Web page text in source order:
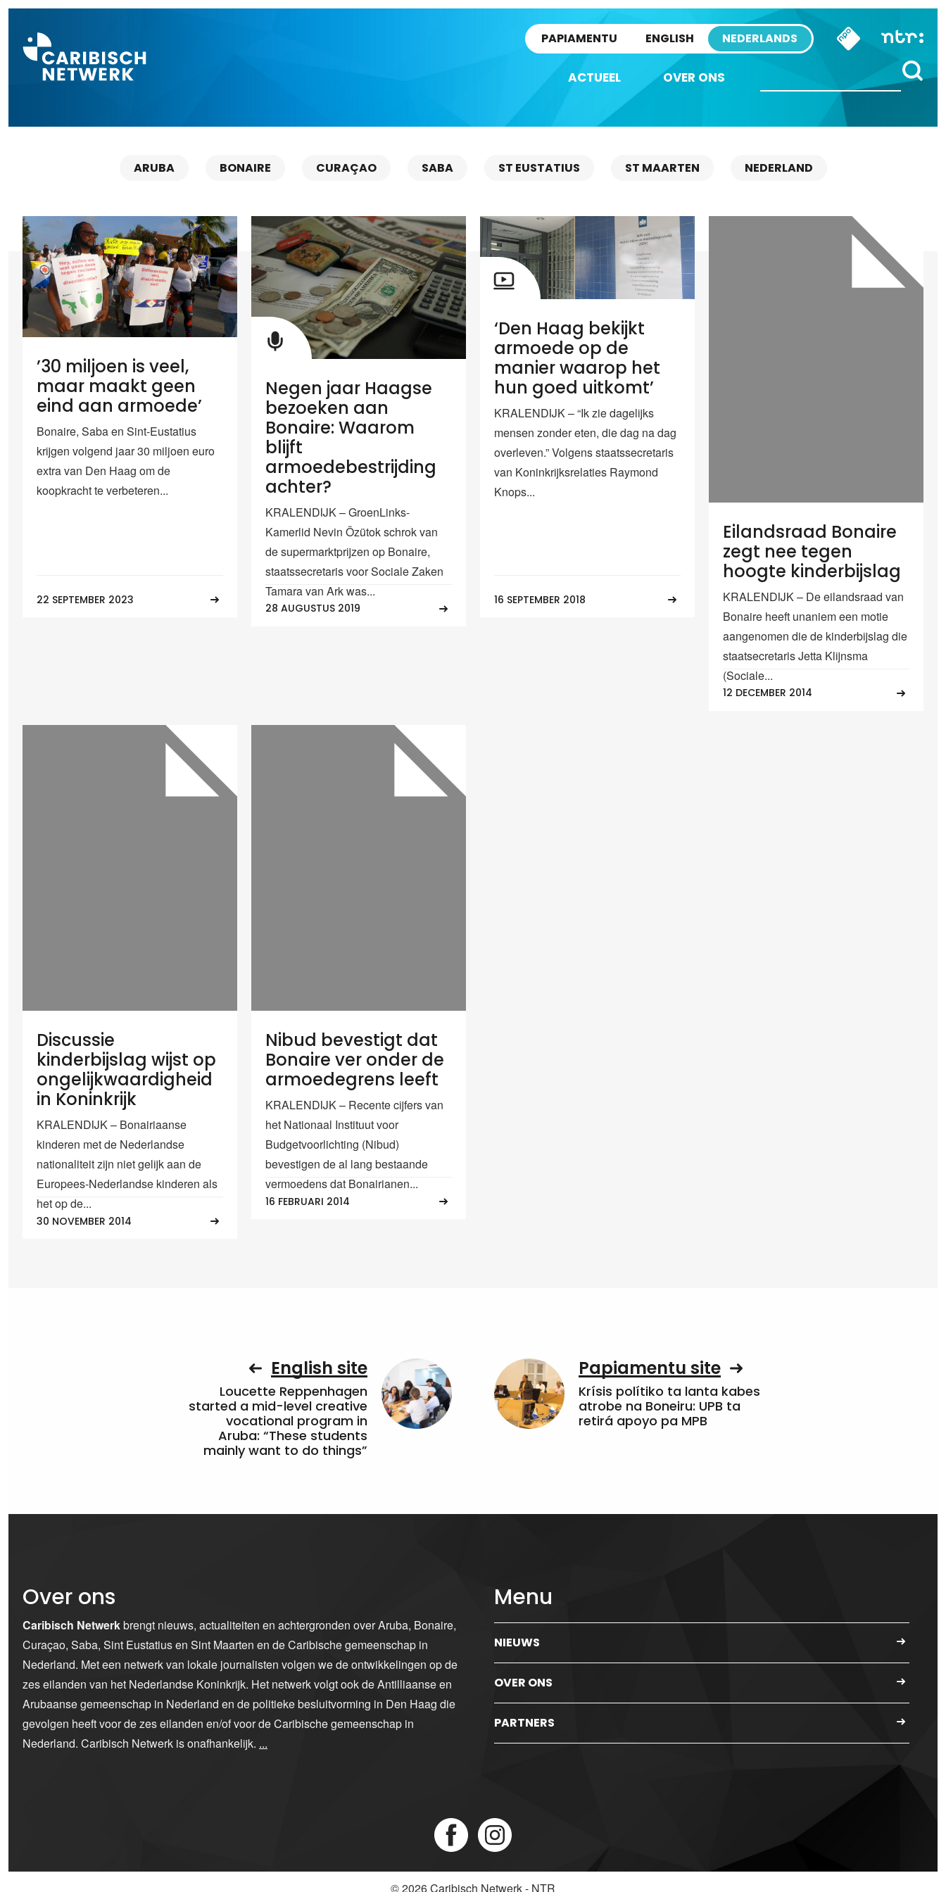
PAPIAMENTU ENGLISH NEDERLANDS
ACTUEEL OVER ONS
ARUBA BONAIRE CURAÇAO SABA ST EUSTATIUS ST MAARTEN NEDERLAND
’30 miljoen is veel,
maar maakt geen
eind aan armoede’
Bonaire, Saba en Sint-Eustatius
krijgen volgend jaar 30 miljoen euro
extra van Den Haag om de
koopkracht te verbeteren...
22 SEPTEMBER 2023
Negen jaar Haagse
bezoeken aan
Bonaire: Waarom
blijft
armoedebestrijding
achter?
KRALENDIJK – GroenLinks-
Kamerlid Nevin Özütok schrok van
de supermarktprijzen op Bonaire,
staatssecretaris voor Sociale Zaken
Tamara van Ark was...
28 AUGUSTUS 2019
‘Den Haag bekijkt
armoede op de
manier waarop het
hun goed uitkomt’
KRALENDIJK – “Ik zie dagelijks
mensen zonder eten, die dag na dag
overleven.” Volgens staatssecretaris
van Koninkrijksrelaties Raymond
Knops...
16 SEPTEMBER 2018
Eilandsraad Bonaire
zegt nee tegen
hoogte kinderbijslag
KRALENDIJK – De eilandsraad van
Bonaire heeft unaniem een motie
aangenomen die de kinderbijslag die
staatsecretaris Jetta Klijnsma
(Sociale...
12 DECEMBER 2014
Discussie
kinderbijslag wijst op
ongelijkwaardigheid
in Koninkrijk
KRALENDIJK – Bonairiaanse
kinderen met de Nederlandse
nationaliteit zijn niet gelijk aan de
Europees-Nederlandse kinderen als
het op de...
30 NOVEMBER 2014
Nibud bevestigt dat
Bonaire ver onder de
armoedegrens leeft
KRALENDIJK – Recente cijfers van
het Nationaal Instituut voor
Budgetvoorlichting (Nibud)
bevestigen de al lang bestaande
vermoedens dat Bonairianen...
16 FEBRUARI 2014
English site
Loucette Reppenhagen
started a mid-level creative
vocational program in
Aruba: “These students
mainly want to do things”
Papiamentu site
Krísis polítiko ta lanta kabes
atrobe na Boneiru: UPB ta
retirá apoyo pa MPB
Over ons
Caribisch Netwerkbrengt nieuws, actualiteiten en achtergronden over Aruba, Bonaire,
Curaçao, Saba, Sint Eustatius en Sint Maarten en de Caribische gemeenschap in
Nederland. Met een netwerk van lokale journalisten volgen we de ontwikkelingen op de
zes eilanden van het Nederlandse Koninkrijk. Het netwerk volgt ook de Antilliaanse en
Arubaanse gemeenschap in Nederland en de politieke besluitvorming in Den Haag die
gevolgen heeft voor de zes eilanden en/of voor de Caribische gemeenschap in
Nederland. Caribisch Netwerk is onafhankelijk. ...
Menu
NIEUWS
OVER ONS
PARTNERS
© 2026Caribisch Netwerk - NTR